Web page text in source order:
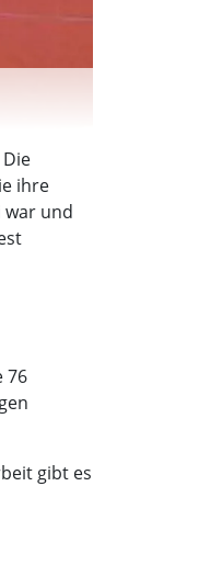
ihre
war und
76
gibt es